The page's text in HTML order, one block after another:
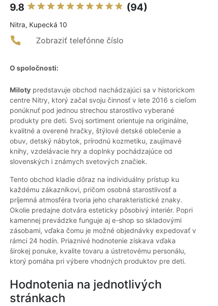
9.8 (94)
Nitra, Kupecká 10
Zobraziť telefónne číslo
O spoločnosti:
Miloty predstavuje obchod nachádzajúci sa v historickom
centre Nitry, ktorý začal svoju činnosť v lete 2016 s cieľom
ponúknuť pod jednou strechou starostlivo vyberané
produkty pre deti. Svoj sortiment orientuje na originálne,
kvalitné a overené hračky, štýlové detské oblečenie a
obuv, detský nábytok, prírodnú kozmetiku, zaujímavé
knihy, vzdelávacie hry a doplnky pochádzajúce od
slovenských i známych svetových značiek.
Tento obchod kladie dôraz na individuálny prístup ku
každému zákazníkovi, pričom osobná starostlivosť a
príjemná atmosféra tvoria jeho charakteristické znaky.
Okolie predajne dotvára esteticky pôsobivý interiér. Popri
kamennej prevádzke funguje aj e-shop so skladovými
zásobami, vďaka čomu je možné objednávky expedovať v
rámci 24 hodín. Priaznivé hodnotenie získava vďaka
širokej ponuke, kvalite tovaru a ústretovému personálu,
ktorý pomáha pri výbere vhodných produktov pre deti.
Hodnotenia na jednotlivých
stránkach